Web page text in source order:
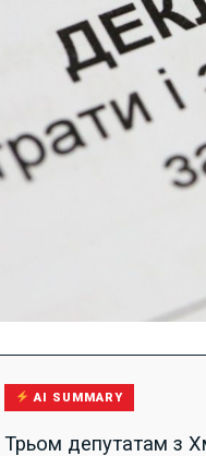
AI SUMMARY
Трьом депутатам з